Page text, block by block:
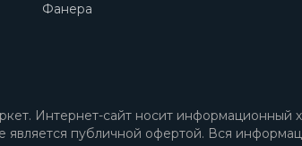
Фанера
Интернет-сайт носит информационный
является публичной офертой. Вся